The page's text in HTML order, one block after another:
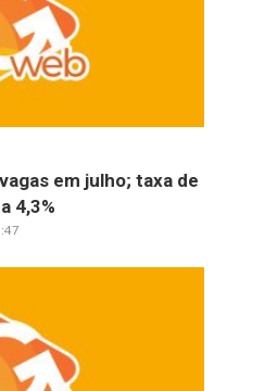
em julho; taxa de
4,3%